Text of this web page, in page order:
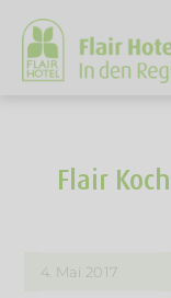
Zum
Inhalt
springen
Flair
4. Mai 2017